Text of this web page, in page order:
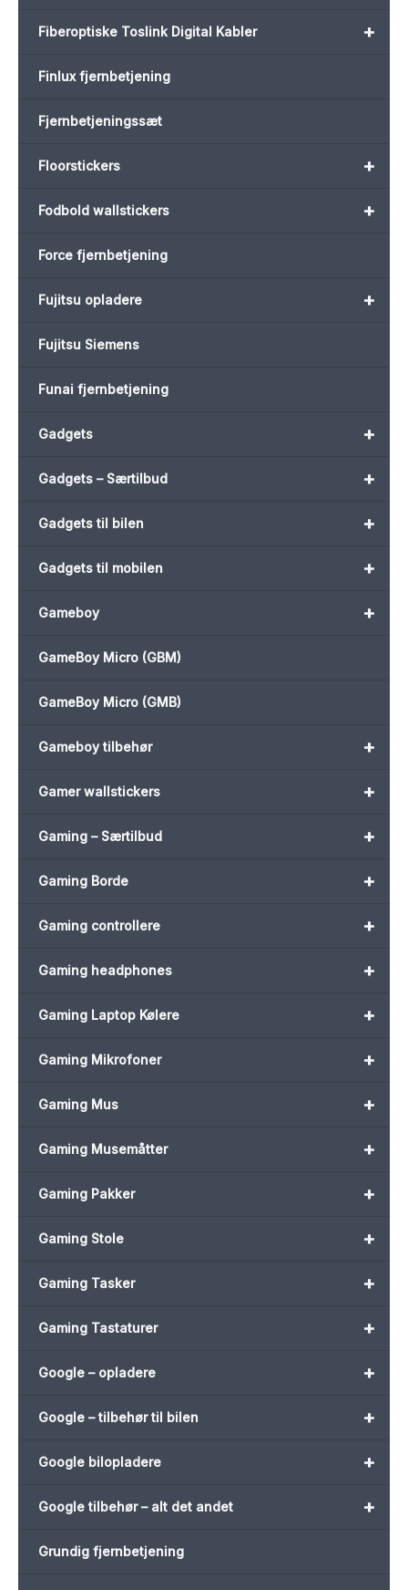
+
Fiberoptiske Toslink Digital Kabler
Finlux fjernbetjening
Fjernbetjeningssæt
+
Floorstickers
+
Fodbold wallstickers
Force fjernbetjening
+
Fujitsu opladere
Fujitsu Siemens
Funai fjernbetjening
+
Gadgets
+
Gadgets – Særtilbud
+
Gadgets til bilen
+
Gadgets til mobilen
+
Gameboy
GameBoy Micro (GBM)
GameBoy Micro (GMB)
+
Gameboy tilbehør
+
Gamer wallstickers
+
Gaming – Særtilbud
+
Gaming Borde
+
Gaming controllere
+
Gaming headphones
+
Gaming Laptop Kølere
+
Gaming Mikrofoner
+
Gaming Mus
+
Gaming Musemåtter
+
Gaming Pakker
+
Gaming Stole
+
Gaming Tasker
+
Gaming Tastaturer
+
Google – opladere
+
Google – tilbehør til bilen
+
Google bilopladere
+
Google tilbehør – alt det andet
Grundig fjernbetjening